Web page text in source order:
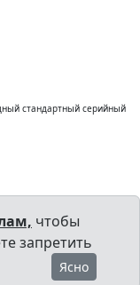
стандартный серийный
чтобы
запретить
Ясно